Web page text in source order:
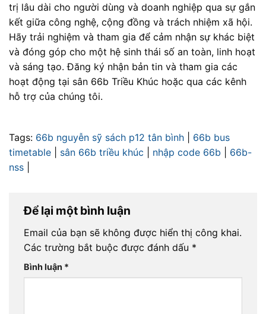
trị lâu dài cho người dùng và doanh nghiệp qua sự gắn
kết giữa công nghệ, cộng đồng và trách nhiệm xã hội.
Hãy trải nghiệm và tham gia để cảm nhận sự khác biệt
và đóng góp cho một hệ sinh thái số an toàn, linh hoạt
và sáng tạo. Đăng ký nhận bản tin và tham gia các
hoạt động tại sân 66b Triều Khúc hoặc qua các kênh
hỗ trợ của chúng tôi.
Tags: 66b nguyễn sỹ sách p12 tân bình
66b bus
timetable
sân 66b triều khúc nhập code 66b
66b-
nss
Để lại một bình luận
Email của bạn sẽ không được hiển thị công khai.
Các trường bắt buộc được đánh dấu *
Bình luận *